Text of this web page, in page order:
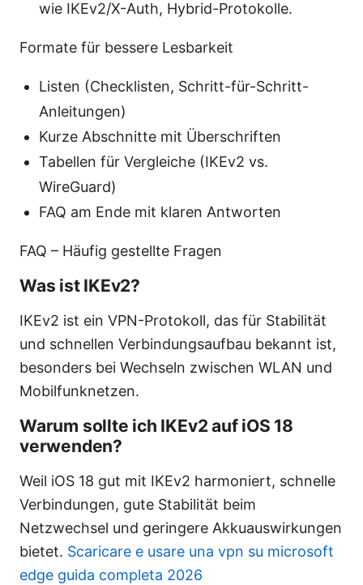
wie IKEv2/X-Auth, Hybrid-Protokolle.
Formate für bessere Lesbarkeit
Listen (Checklisten, Schritt-für-Schritt-
Anleitungen)
Kurze Abschnitte mit Überschriften
Tabellen für Vergleiche (IKEv2 vs.
WireGuard)
FAQ am Ende mit klaren Antworten
FAQ – Häufig gestellte Fragen
Was ist IKEv2?
IKEv2 ist ein VPN-Protokoll, das für Stabilität
und schnellen Verbindungsaufbau bekannt ist,
besonders bei Wechseln zwischen WLAN und
Mobilfunknetzen.
Warum sollte ich IKEv2 auf iOS 18
verwenden?
Weil iOS 18 gut mit IKEv2 harmoniert, schnelle
Verbindungen, gute Stabilität beim
Netzwechsel und geringere Akkuauswirkungen
bietet. Scaricare e usare una vpn su microsoft
edge guida completa 2026